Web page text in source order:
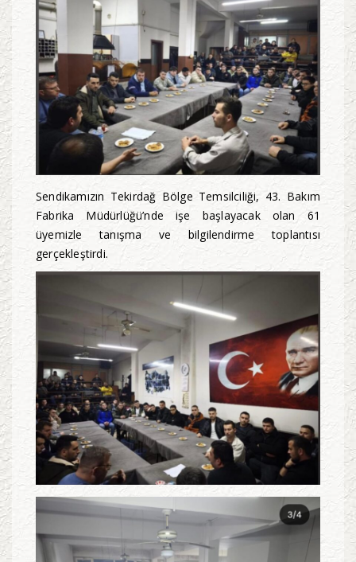
Sendikamızın Tekirdağ Bölge Temsilciliği, 43. Bakım
Fabrika Müdürlüğü’nde işe başlayacak olan 61
üyemizle tanışma ve bilgilendirme toplantısı
gerçekleştirdi.